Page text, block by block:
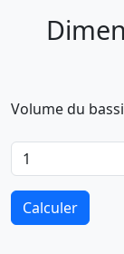
Volume du
Calculer